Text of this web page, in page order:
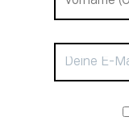
Newsletter-